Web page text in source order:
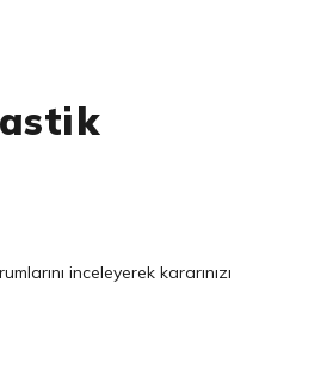
inceleyerek kararınızı